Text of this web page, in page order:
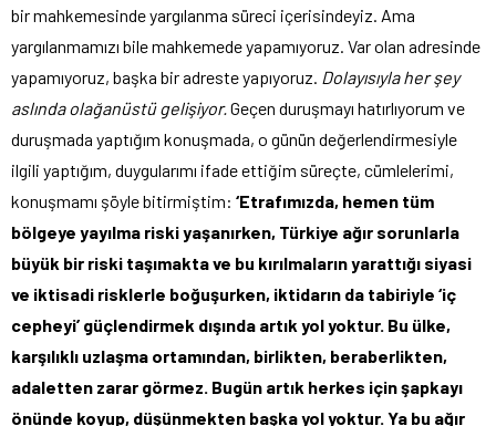
bir mahkemesinde yargılanma süreci içerisindeyiz. Ama
yargılanmamızı bile mahkemede yapamıyoruz. Var olan adresinde
yapamıyoruz, başka bir adreste yapıyoruz. Dolayısıyla her şey
aslında olağanüstü gelişiyor.Geçen duruşmayı hatırlıyorum ve
duruşmada yaptığım konuşmada, o günün değerlendirmesiyle
ilgili yaptığım, duygularımı ifade ettiğim süreçte, cümlelerimi,
konuşmamı şöyle bitirmiştim: ‘Etrafımızda, hemen tüm
bölgeye yayılma riski yaşanırken, Türkiye ağır sorunlarla
büyük bir riski taşımakta ve bu kırılmaların yarattığı siyasi
ve iktisadi risklerle boğuşurken, iktidarın da tabiriyle ‘iç
cepheyi’ güçlendirmek dışında artık yol yoktur. Bu ülke,
karşılıklı uzlaşma ortamından, birlikten, beraberlikten,
adaletten zarar görmez. Bugün artık herkes için şapkayı
önünde koyup, düşünmekten başka yol yoktur. Ya bu ağır